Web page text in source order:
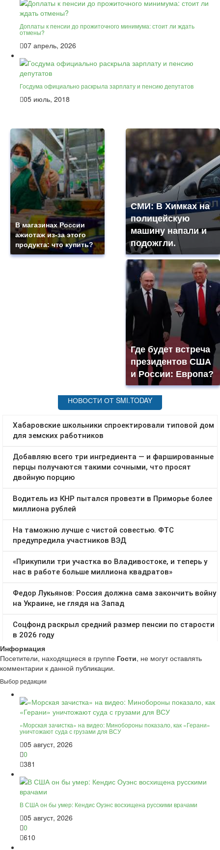
Доплаты к пенсии до прожиточного минимума: стоит ли ждать
отмены?
07 апрель, 2026
Госдума официально раскрыла зарплату и пенсию депутатов
05 июль, 2018
В магазинах России
ажиотаж из-за этого
продукта: что купить?
СМИ: В Химках на
полицейскую
машину напали и
подожгли.
Где будет встреча
президентов США
и России: Европа?
Информация
Посетители, находящиеся в группе Гости, не могут оставлять
комментарии к данной публикации.
Выбор редакции
«Морская зачистка» на видео: Минобороны показало, как «Герани»
уничтожают суда с грузами для ВСУ
05 август, 2026
0
381
В США он бы умер: Кендис Оуэнс восхищена русскими врачами
05 август, 2026
0
610